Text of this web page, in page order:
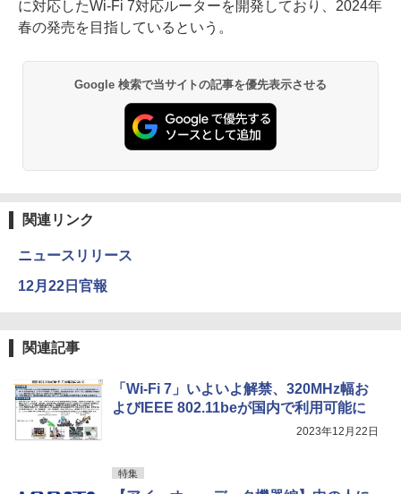
に対応したWi-Fi 7対応ルーターを開発しており、2024年
春の発売を目指しているという。
Google 検索で当サイトの記事を優先表示させる
関連リンク
ニュースリリース
12月22日官報
関連記事
「Wi-Fi 7」いよいよ解禁、320MHz幅お
よびIEEE 802.11beが国内で利用可能に
2023年12月22日
特集